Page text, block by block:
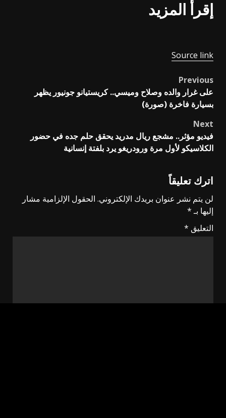
إقرأ المزيد
Source link
Post
navigation
Previous
على غرار والده وصلاح وميسي.. كريستيانو جونيور يظهر
بسيارة فاخرة (صورة)
Next
فيديو مؤثر.. مشجع ريال مدريد يحقق حلم جده في حضور
الكلاسيكو لأول مرة ورودريغو يرد بلفتة إنسانية
اترك تعليقاً
لن يتم نشر عنوان بريدك الإلكتروني. الحقول الإلزامية مشار
إليها بـ*
التعليق *